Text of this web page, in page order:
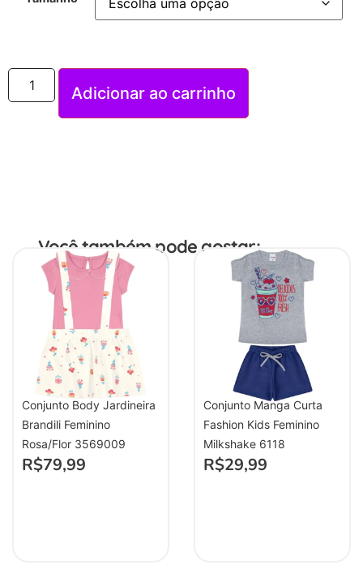
Adicionar ao carrinho
Você também pode gostar:
Conjunto Body Jardineira
Brandili Feminino
Rosa/Flor 3569009
R$79,99
Conjunto Manga Curta
Fashion Kids Feminino
Milkshake 6118
R$29,99